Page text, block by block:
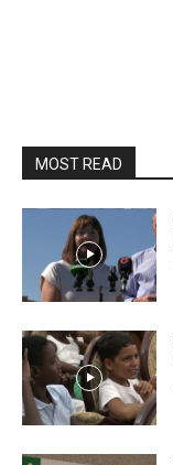
MOST READ